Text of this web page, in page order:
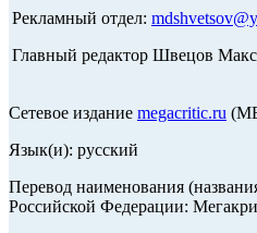
Рекламный отдел:
Главный редактор Швецов
Сетевое издание megacritic.ru
Язык(и): русский
Перевод наименования
Российской Федерации: